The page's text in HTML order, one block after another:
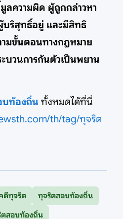
ลความผิด ผู้ถูกกล่าวหา
บริสุทธิ์อยู่ และมีสิทธิ
มขั้นตอนทางกฎหมาย
ะบวนการกันตัวเป็นพยาน
ท้องถิ่น ทั้งหมดได้ที่นี่
th/tag/ทุจริต
ดีทุจริต
ทุจริตสอบท้องถิ่น
ตสอบท้องถิ่น